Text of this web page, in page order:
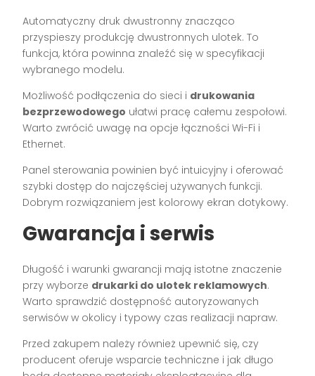
Automatyczny druk dwustronny znacząco
przyspieszy produkcję dwustronnych ulotek. To
funkcja, która powinna znaleźć się w specyfikacji
wybranego modelu.
Możliwość podłączenia do sieci i drukowania
bezprzewodowego ułatwi pracę całemu zespołowi.
Warto zwrócić uwagę na opcje łączności Wi-Fi i
Ethernet.
Panel sterowania powinien być intuicyjny i oferować
szybki dostęp do najczęściej używanych funkcji.
Dobrym rozwiązaniem jest kolorowy ekran dotykowy.
Gwarancja i serwis
Długość i warunki gwarancji mają istotne znaczenie
przy wyborze drukarki do ulotek reklamowych.
Warto sprawdzić dostępność autoryzowanych
serwisów w okolicy i typowy czas realizacji napraw.
Przed zakupem należy również upewnić się, czy
producent oferuje wsparcie techniczne i jak długo